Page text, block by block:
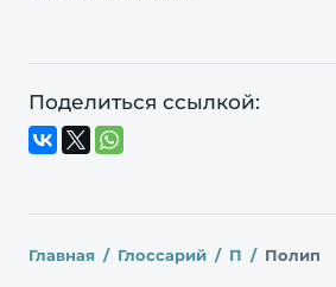
Поделиться ссылкой:
Главная Глоссарий П Полип